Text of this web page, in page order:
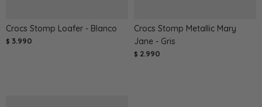
Crocs Stomp Loafer - Blanco
$ 3.990
Crocs Stomp Metallic Mary
Jane - Gris
$ 2.990